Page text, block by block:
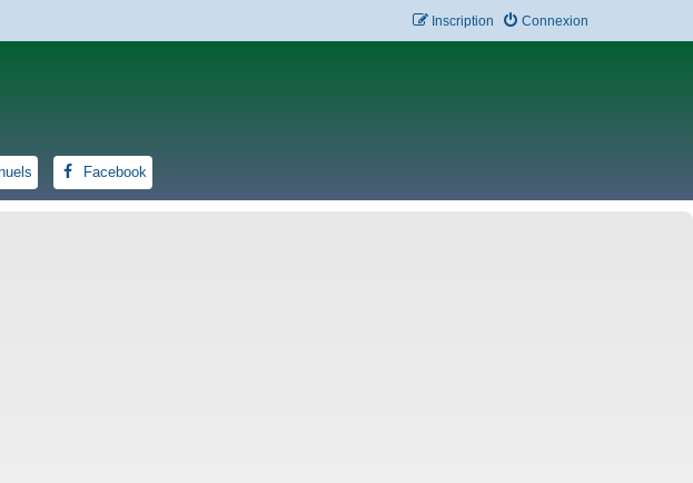
Connexion
Inscription
Facebook